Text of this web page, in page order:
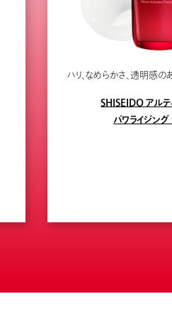
ハリ、なめらかさ、透明感
SHISEIDO アルテ
パワライジン